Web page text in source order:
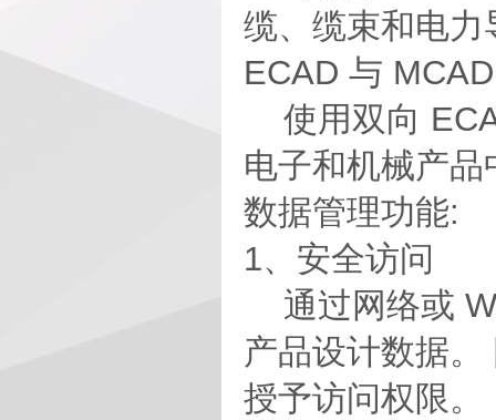
缆、缆束和电
ECAD 与
使用双向
电子和机械产
数据管理功能:
1、安全访问
通过网络或
产品设计数据
授予访问权限。